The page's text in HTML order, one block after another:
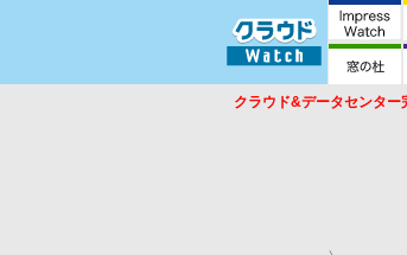
クラウド&データセンター